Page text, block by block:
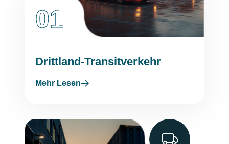
01
Drittland-Transitverkehr
Mehr Lesen